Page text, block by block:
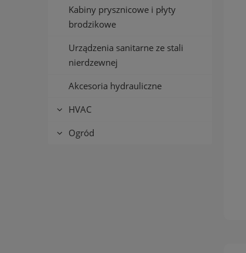
Kabiny prysznicowe i płyty
brodzikowe
Urządzenia sanitarne ze stali
nierdzewnej
Akcesoria hydrauliczne
HVAC
Ogród